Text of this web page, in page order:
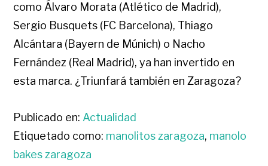
como Álvaro Morata (Atlético de Madrid),
Sergio Busquets (FC Barcelona), Thiago
Alcántara (Bayern de Múnich) o Nacho
Fernández (Real Madrid), ya han invertido en
esta marca. ¿Triunfará también en Zaragoza?
Publicado en: Actualidad
Etiquetado como: manolitos zaragoza, manolo
bakes zaragoza